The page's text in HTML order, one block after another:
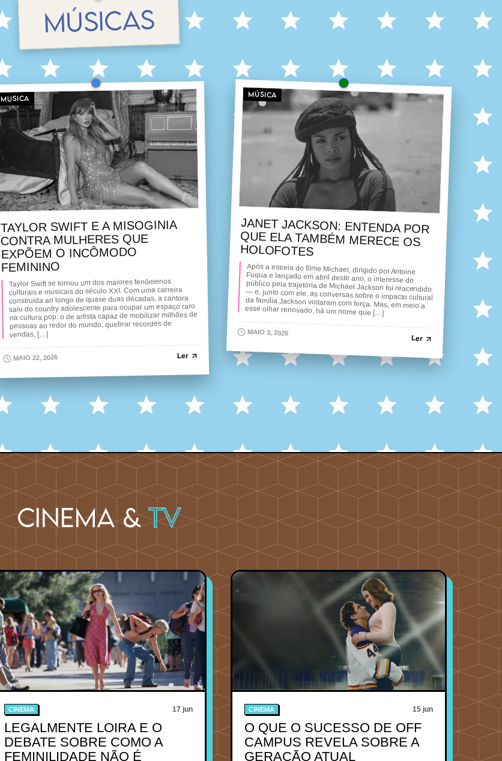
MÚSICAS
MUSICA
TAYLOR SWIFT E A MISOGINIA
CONTRA MULHERES QUE
EXPÕEM O INCÔMODO
FEMININO
Taylor Swift se tornou um dos maiores fenômenos
culturais e musicais do século XXI. Com uma carreira
construída ao longo de quase duas décadas, a cantora
saiu do country adolescente para ocupar um espaço raro
na cultura pop: o de artista capaz de mobilizar milhões de
pessoas ao redor do mundo, quebrar recordes de
vendas, […]
MAIO 22, 2026 Ler
MÚSICA
JANET JACKSON: ENTENDA POR
QUE ELA TAMBÉM MERECE OS
HOLOFOTES
Após a estreia do filme Michael, dirigido por Antoine
Fuqua e lançado em abril deste ano, o interesse do
público pela trajetória de Michael Jackson foi reacendido
— e, junto com ele, as conversas sobre o impacto cultural
da família Jackson voltaram com força. Mas, em meio a
esse olhar renovado, há um nome que […]
MAIO 3, 2026
Ler
Cinema &TV
CINEMA 17 jun
LEGALMENTE LOIRA E O
DEBATE SOBRE COMO A
FEMINILIDADE NÃO É
CINEMA 15 jun
O QUE O SUCESSO DE OFF
CAMPUS REVELA SOBRE A
GERAÇÃO ATUAL